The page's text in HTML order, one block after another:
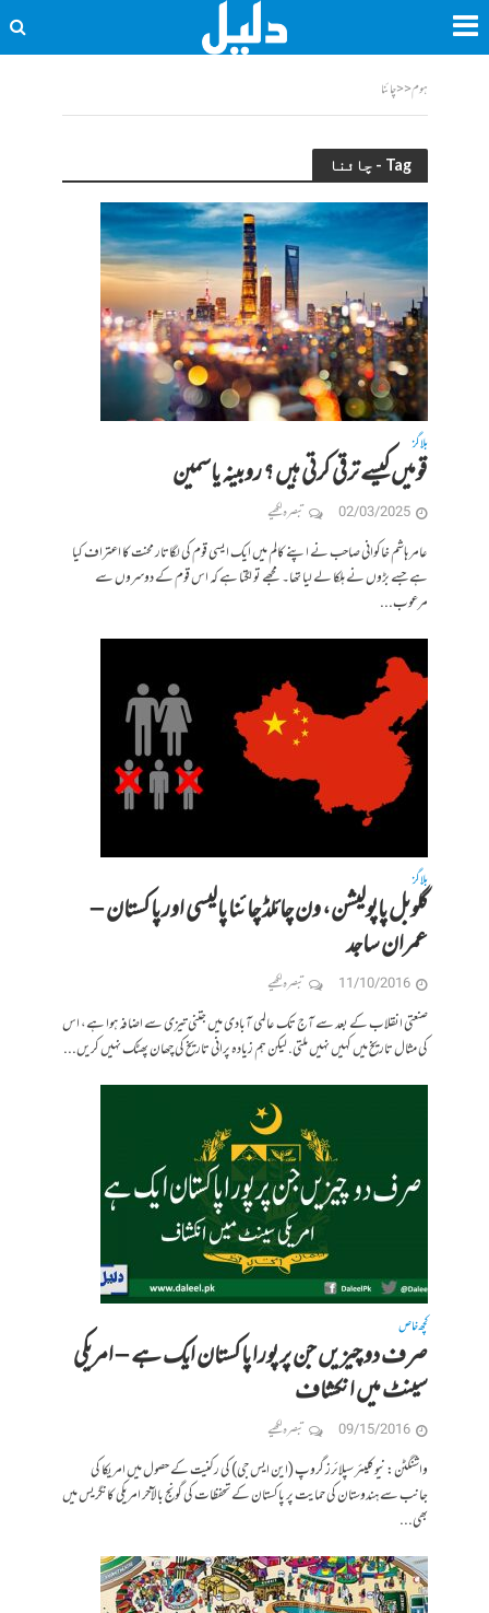
ہوم<<چائنا
Tag - چائنا
بلاگز
قومیں کیسے ترقی کرتی ہیں ؟ روبینہ یاسمین
02/03/2025 تبصرہ لکھیے
عامر ہاشم خاکوانی صاحب نے اپنے کالم میں ایک ایسی قوم کی لگاتار محنت کا اعتراف کیا
ہے جسے بڑوں نے ہلکا لے لیا تھا۔ مجھے تو لگتا ہے کہ اس قوم کے دوسروں سے
مرعوب...
بلاگز
گلوبل پاپولیشن، ون چائلڈ چائنا پالیسی اور پاکستان –
عمران ساجد
11/10/2016 تبصرہ لکھیے
صنعتی انقلاب کے بعد سے آج تک عالمی آبادی میں جتنی تیزی سے اضافہ ہوا ہے، اس
کی مثال تاریخ میں کہیں نہیں ملتی. لیکن ہم زیادہ پرانی تاریخ کی چھان پھٹک نہیں کریں...
کچھ خاص
صرف دو چیزیں جن پر پورا پاکستان ایک ہے – امریکی
سینٹ میں انکشاف
09/15/2016 تبصرہ لکھیے
واشنگٹن: نیوکلیئر سپلائرز گروپ (این ایس جی) کی رکنیت کے حصول میں امریکا کی
جانب سے ہندوستان کی حمایت پر پاکستان کے تحفظات کی گونج بالآخر امریکی کانگریس میں
بھی...